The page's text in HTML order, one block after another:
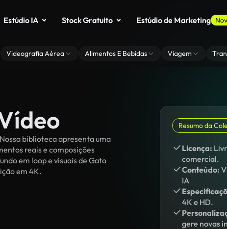
Estúdio IA Stock Gratuito Estúdio de Marketing
Videografia Aérea Alimentos E Bebidas Viagem
biblioteca apresenta uma
reais e composições
em loop e visuais de Gato
em 4K.
Resumo da
Licença:
comercial.
Conteúdo:
IA
4K e HD.
gere novas